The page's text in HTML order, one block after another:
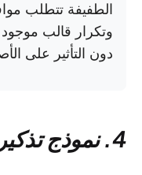
وتكرار قالب موجود
دون التأثير على
4. نموذج تذكير بالموعد